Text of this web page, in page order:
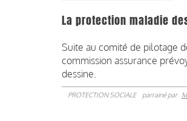
La protection maladie
Suite au comité de pilotage
commission assurance
dessine.
PROTECTION SOCIALE parrainé par